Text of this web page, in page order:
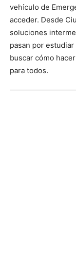
vehículo de
acceder. Desde
soluciones
pasan por
buscar cómo
para todos.